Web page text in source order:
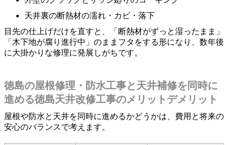
天井裏の断熱材の濡れ・カビ・落下
目先の仕上げだけを直すと、「断熱材がずっと湿ったまま」
「木下地が腐り進行中」のままフタをする形になり、数年後
に大掛かりな修理に発展しがちです。
徳島の屋根修理・防水工事と天井補修を同時に
進める徳島天井改修工事のメリットデメリット
屋根や防水と天井を同時に進めるかどうかは、費用と将来の
安心のバランスで考えます。